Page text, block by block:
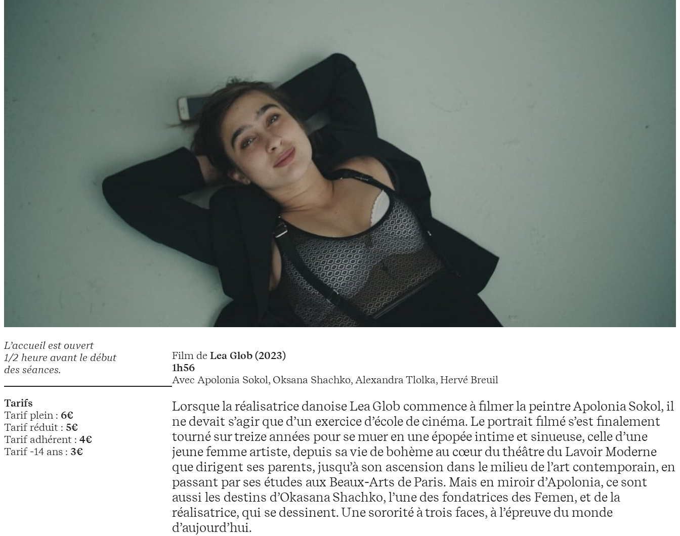
L’accueil est ouvert
1/2 heure avant le début
des séances.
Tarifs
Tarif plein : 6€
Tarif réduit : 5€
Tarif adhérent : 4€
Tarif -14 ans : 3€
Film de Lea Glob (2023)
1h56
Avec Apolonia Sokol, Oksana Shachko, Alexandra Tlolka, Hervé Breuil
Lorsque la réalisatrice danoise Lea Glob commence à filmer la peintre Apolonia Sokol, il
ne devait s’agir que d’un exercice d’école de cinéma. Le portrait filmé s’est finalement
tourné sur treize années pour se muer en une épopée intime et sinueuse, celle d’une
jeune femme artiste, depuis sa vie de bohème au cœur du théâtre du Lavoir Moderne
que dirigent ses parents, jusqu’à son ascension dans le milieu de l’art contemporain, en
passant par ses études aux Beaux-Arts de Paris. Mais en miroir d’Apolonia, ce sont
aussi les destins d’Okasana Shachko, l’une des fondatrices des Femen, et de la
réalisatrice, qui se dessinent. Une sororité à trois faces, à l’épreuve du monde
d’aujourd’hui.